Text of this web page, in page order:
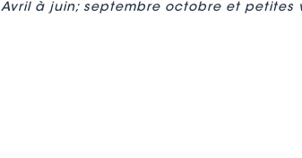
à juin; septembre octobre et petites